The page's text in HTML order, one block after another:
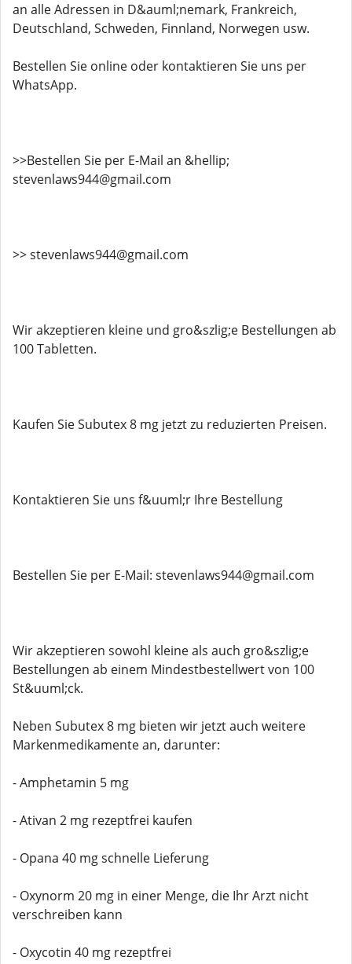
an alle Adressen in D&auml;nemark, Frankreich,
Deutschland, Schweden, Finnland, Norwegen usw.
Bestellen Sie online oder kontaktieren Sie uns per
WhatsApp.
>>Bestellen Sie per E-Mail an &hellip;
stevenlaws944@gmail.com
>> stevenlaws944@gmail.com
Wir akzeptieren kleine und gro&szlig;e Bestellungen ab
100 Tabletten.
Kaufen Sie Subutex 8 mg jetzt zu reduzierten Preisen.
Kontaktieren Sie uns f&uuml;r Ihre Bestellung
Bestellen Sie per E-Mail: stevenlaws944@gmail.com
Wir akzeptieren sowohl kleine als auch gro&szlig;e
Bestellungen ab einem Mindestbestellwert von 100
St&uuml;ck.
Neben Subutex 8 mg bieten wir jetzt auch weitere
Markenmedikamente an, darunter:
- Amphetamin 5 mg
- Ativan 2 mg rezeptfrei kaufen
- Opana 40 mg schnelle Lieferung
- Oxynorm 20 mg in einer Menge, die Ihr Arzt nicht
verschreiben kann
- Oxycotin 40 mg rezeptfrei